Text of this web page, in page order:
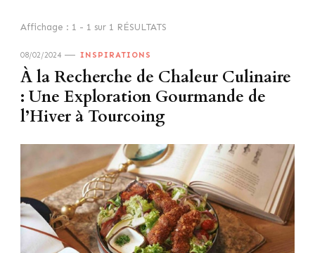
Affichage : 1 - 1 sur 1 RÉSULTATS
08/02/2024 INSPIRATIONS
À la Recherche de Chaleur Culinaire
: Une Exploration Gourmande de
l’Hiver à Tourcoing